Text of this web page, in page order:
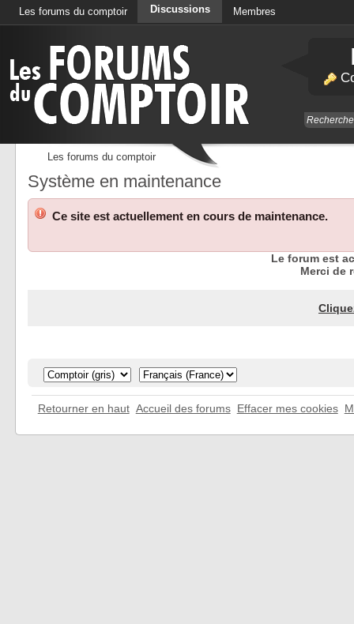
Les forums du comptoir Discussions Membres
Les forums du comptoir
Système en maintenance
Ce site est actuellement en cours de maintenance.
Le forum est
Merci de
Retourner en haut Accueil des forums Effacer mes cookies